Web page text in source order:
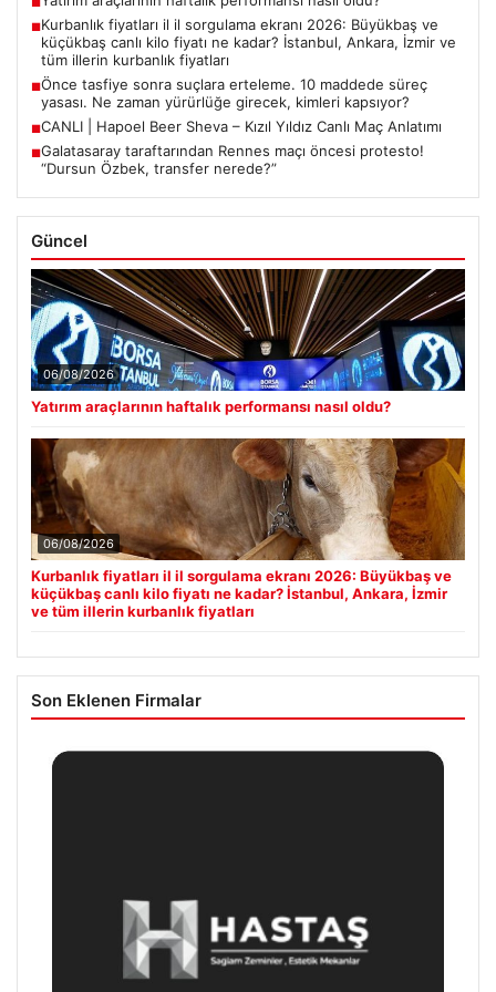
■Kurbanlık fiyatları il il sorgulama ekranı 2026: Büyükbaş ve
küçükbaş canlı kilo fiyatı ne kadar? İstanbul, Ankara, İzmir ve
tüm illerin kurbanlık fiyatları
■Önce tasfiye sonra suçlara erteleme. 10 maddede süreç
yasası. Ne zaman yürürlüğe girecek, kimleri kapsıyor?
■CANLI | Hapoel Beer Sheva – Kızıl Yıldız Canlı Maç Anlatımı
■Galatasaray taraftarından Rennes maçı öncesi protesto!
“Dursun Özbek, transfer nerede?”
Güncel
06/08/2026
Yatırım araçlarının haftalık performansı nasıl oldu?
06/08/2026
Kurbanlık fiyatları il il sorgulama ekranı 2026: Büyükbaş ve
küçükbaş canlı kilo fiyatı ne kadar? İstanbul, Ankara, İzmir
ve tüm illerin kurbanlık fiyatları
Son Eklenen Firmalar